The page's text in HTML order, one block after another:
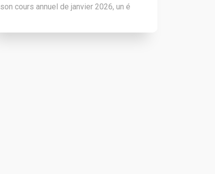
son cours annuel de janvier 2026, un é